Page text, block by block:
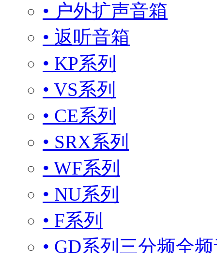
• 户外扩声音箱
• 返听音箱
• KP系列
• VS系列
• CE系列
• SRX系列
• WF系列
• NU系列
• F系列
• GD系列三分频全